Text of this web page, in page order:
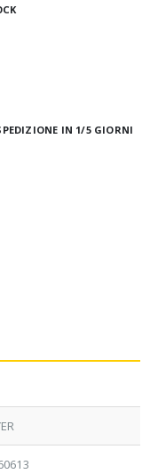
IN 1/5 GIORNI